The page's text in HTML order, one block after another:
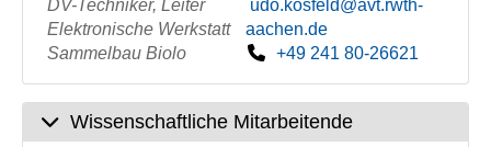
DV-Techniker, Leiter
Elektronische Werkstatt
Sammelbau Biolo
udo.kosfeld@avt.rwth-
aachen.de
+49 241 80-26621
Wissenschaftliche Mitarbeitende